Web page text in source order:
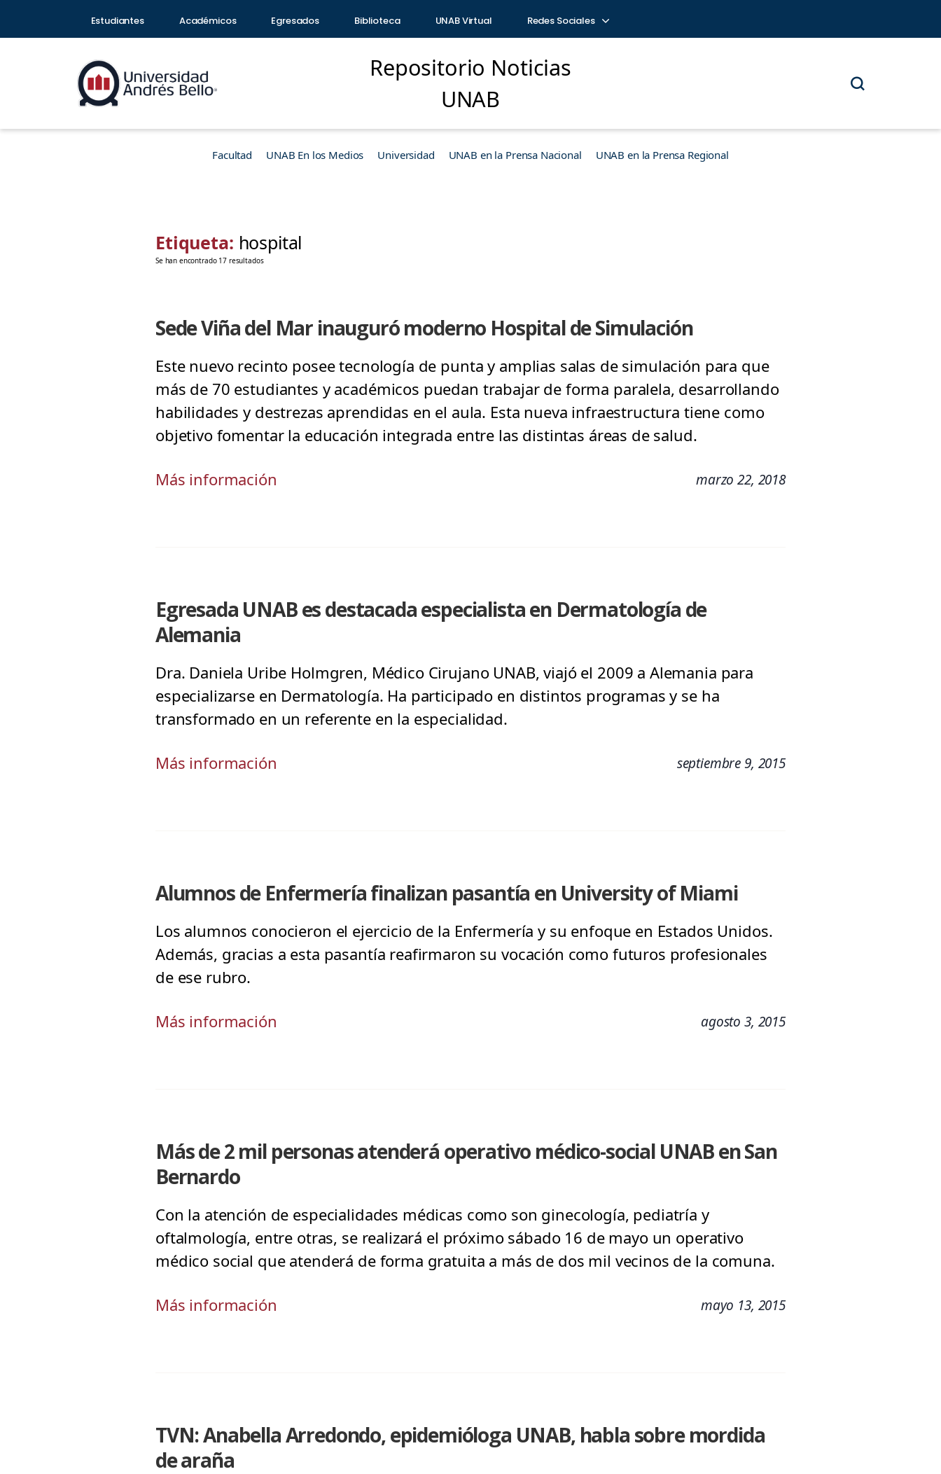
Estudiantes Académicos Egresados Biblioteca UNAB Virtual Redes Sociales
Repositorio Noticias
UNAB
Facultad UNAB En los Medios Universidad UNAB en la Prensa Nacional UNAB en la Prensa Regional
Etiqueta: hospital
Se han encontrado 17 resultados
Sede Viña del Mar inauguró moderno Hospital de Simulación
Este nuevo recinto posee tecnología de punta y amplias salas de simulación para que
más de 70 estudiantes y académicos puedan trabajar de forma paralela, desarrollando
habilidades y destrezas aprendidas en el aula. Esta nueva infraestructura tiene como
objetivo fomentar la educación integrada entre las distintas áreas de salud.
Más información marzo 22, 2018
Egresada UNAB es destacada especialista en Dermatología de
Alemania
Dra. Daniela Uribe Holmgren, Médico Cirujano UNAB, viajó el 2009 a Alemania para
especializarse en Dermatología. Ha participado en distintos programas y se ha
transformado en un referente en la especialidad.
Más información septiembre 9, 2015
Alumnos de Enfermería finalizan pasantía en University of Miami
Los alumnos conocieron el ejercicio de la Enfermería y su enfoque en Estados Unidos.
Además, gracias a esta pasantía reafirmaron su vocación como futuros profesionales
de ese rubro.
Más información agosto 3, 2015
Más de 2 mil personas atenderá operativo médico-social UNAB en San
Bernardo
Con la atención de especialidades médicas como son ginecología, pediatría y
oftalmología, entre otras, se realizará el próximo sábado 16 de mayo un operativo
médico social que atenderá de forma gratuita a más de dos mil vecinos de la comuna.
Más información mayo 13, 2015
TVN: Anabella Arredondo, epidemióloga UNAB, habla sobre mordida
de araña